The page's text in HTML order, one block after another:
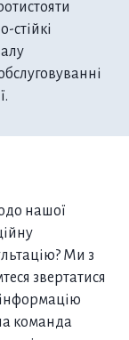
стійкі
нашої
Ми з
звертатися
команда